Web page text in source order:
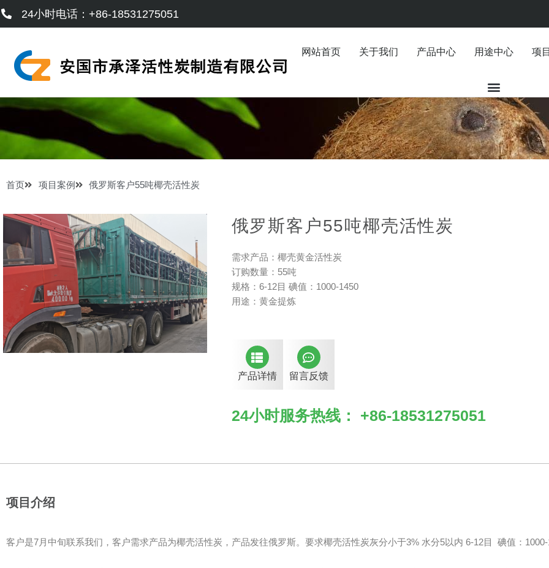
跳
至
24小时电话：+86-18531275051
网站首页 关于我们 产品中心 用途中心 项
首页 项目案例 俄罗斯客户55吨椰壳活性炭
俄罗斯客户55吨椰壳活性炭
需求产品：椰壳黄金活性炭
订购数量：55吨
规格：6-12目 碘值：1000-1450
用途：黄金提炼
产品详情 留言反馈
24小时服务热线： +86-18531275051
项目介绍
客户是7月中旬联系我们，客户需求产品为椰壳活性炭，产品发往俄罗斯。要求椰壳活性炭灰分小于3% 水分5以内 6-12目 碘值：